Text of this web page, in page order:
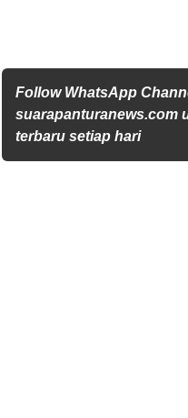
Follow WhatsApp
suarapanturanews.com
terbaru setiap hari